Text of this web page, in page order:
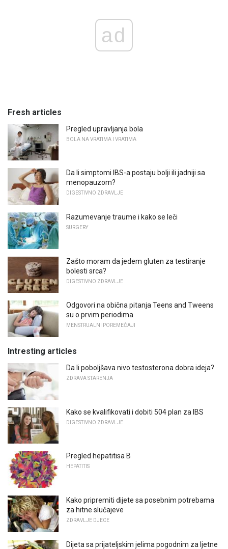
ad
Fresh articles
Pregled upravljanja bola
BOLA NA VRATIMA I VRATIMA
Da li simptomi IBS-a postaju bolji ili jadniji sa
menopauzom?
DIGESTIVNO ZDRAVLJE
Razumevanje traume i kako se leči
SURGERY
Zašto moram da jedem gluten za testiranje
bolesti srca?
DIGESTIVNO ZDRAVLJE
Odgovori na obična pitanja Teens and Tweens
su o prvim periodima
MENSTRUALNI POREMEĆAJI
Intresting articles
Da li poboljšava nivo testosterona dobra ideja?
ZDRAVA STARENJA
Kako se kvalifikovati i dobiti 504 plan za IBS
DIGESTIVNO ZDRAVLJE
Pregled hepatitisa B
HEPATITIS
Kako pripremiti dijete sa posebnim potrebama
za hitne slučajeve
ZDRAVLJE DJECE
Dijeta sa prijateljskim jelima pogodnim za ljetne